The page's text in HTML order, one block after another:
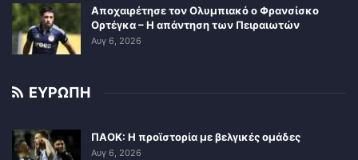
Αποχαιρέτησε τον Ολυμπιακό ο Φρανσίσκο
Ορτέγκα – Η απάντηση των Πειραιωτών
Αυγ 6, 2026
ΕΥΡΩΠΗ
ΠΑΟΚ: Η προϊστορία με βελγικές ομάδες
Αυγ 6, 2026